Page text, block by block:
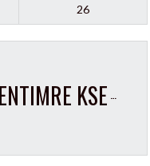
26
KSE